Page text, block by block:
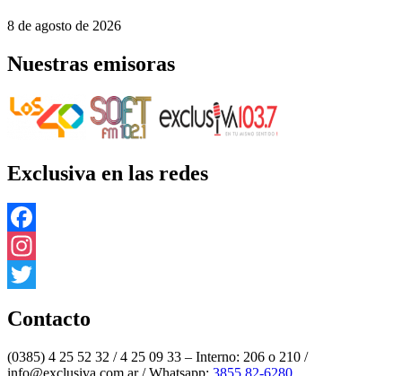
8 de agosto de 2026
Nuestras emisoras
Exclusiva en las redes
Facebook
Instagram
Contacto
(0385) 4 25 52 32 / 4 25 09 33 – Interno: 206 o 210 /